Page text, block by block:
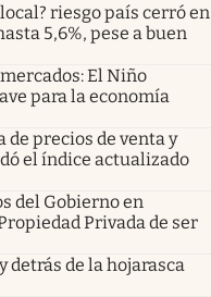
local? riesgo país cerró en
5,6%, pese a buen
El Niño
para la economía
de precios de venta y
el índice actualizado
del Gobierno en
Privada de ser
detrás de la hojarasca